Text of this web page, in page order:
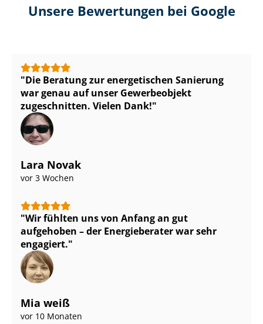
Unsere Bewertungen bei Google
Die Beratung zur energetischen Sanierung
war genau auf unser Gewerbeobjekt
zugeschnitten. Vielen Dank!
Lara Novak
vor 3 Wochen
Wir fühlten uns von Anfang an gut
aufgehoben – der Energieberater war sehr
engagiert.
Mia weiß
vor 10 Monaten